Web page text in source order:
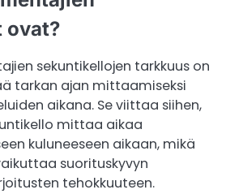
ovat?
sekuntikellojen tarkkuus on
tarkan ajan mittaamiseksi
aikana. Se viittaa siihen,
mittaa aikaa
kuluneeseen aikaan, mikä
suorituskyvyn
tehokkuuteen.